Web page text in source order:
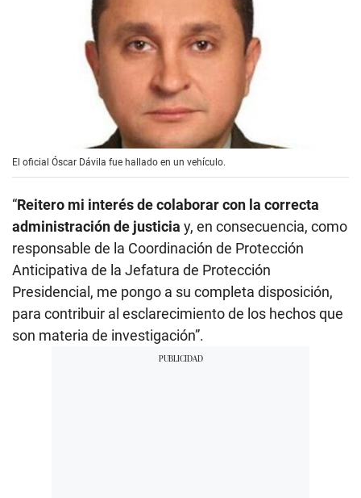
El oficial Óscar Dávila fue hallado en un vehículo.
“Reitero mi interés de colaborar con la correcta
administración de justicia y, en consecuencia, como
responsable de la Coordinación de Protección
Anticipativa de la Jefatura de Protección
Presidencial, me pongo a su completa disposición,
para contribuir al esclarecimiento de los hechos que
son materia de investigación”.